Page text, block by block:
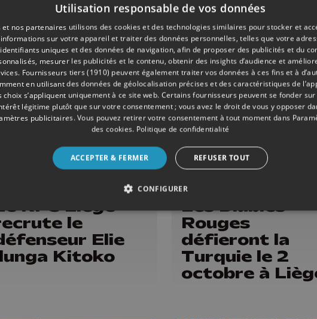
d'inachevé "
signe à
l'Antwerp
RFC Liège
le
Elie
Kitoko
Les Diables
Rouges
défieront la
Turquie le 2
octobre à
Utilisation responsable de vos données
et nos partenaires utilisons des cookies et des technologies similaires pour stocker et
sur votre appareil et traiter des données personnelles, telles que votre
uniques et des données de navigation, afin de proposer des publicités et du
mesurer les publicités et le contenu, obtenir des insights d’audience et
Fournisseurs tiers (1910) peuvent également traiter vos données à ces fins et à
en utilisant des données de géolocalisation précises et des caractéristiques de
choix s’appliquent uniquement à ce site web. Certains fournisseurs peuvent se fonder
légitime plutôt que sur votre consentement ; vous avez le droit de vous y opposer
publicitaires. Vous pouvez retirer votre consentement à tout moment dans
des cookies. Politique de confidentialité
ACCEPTER & FERMER REFUSER TOUT
CONFIGURER